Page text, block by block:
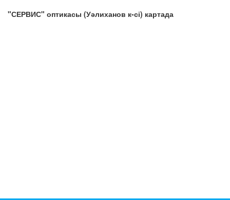
"СЕРВИС" оптикасы (Уәлиханов к-сі) картада